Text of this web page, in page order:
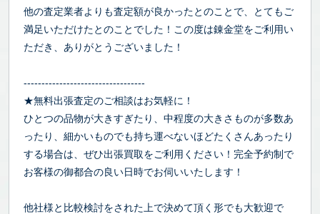
他の査定業者よりも査定額が良かったとのことで、とてもご
満足いただけたとのことでした！この度は錬金堂をご利用い
ただき、ありがとうございました！
----------------------------------
★無料出張査定のご相談はお気軽に！
ひとつの品物が大きすぎたり、中程度の大きさものが多数あ
ったり、細かいものでも持ち運べないほどたくさんあったり
する場合は、ぜひ出張買取をご利用ください！完全予約制で
お客様の御都合の良い日時でお伺いいたします！
他社様と比較検討をされた上で決めて頂く形でも大歓迎で